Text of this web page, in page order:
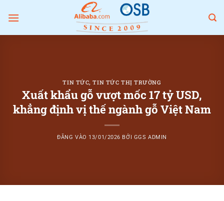
qua
TIN TỨC,TIN TỨC THỊ TRƯỜNG
Xuất khẩu gỗ vượt mốc 17 tỷ USD,
khẳng định vị thế ngành gỗ Việt Nam
ĐĂNG VÀO 13/01/2026 BỞI GGS ADMIN